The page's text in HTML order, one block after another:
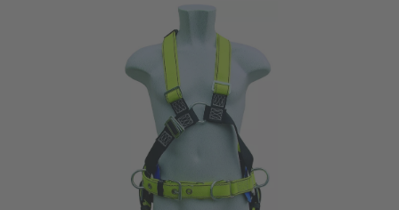
Bildergalerie überspringen